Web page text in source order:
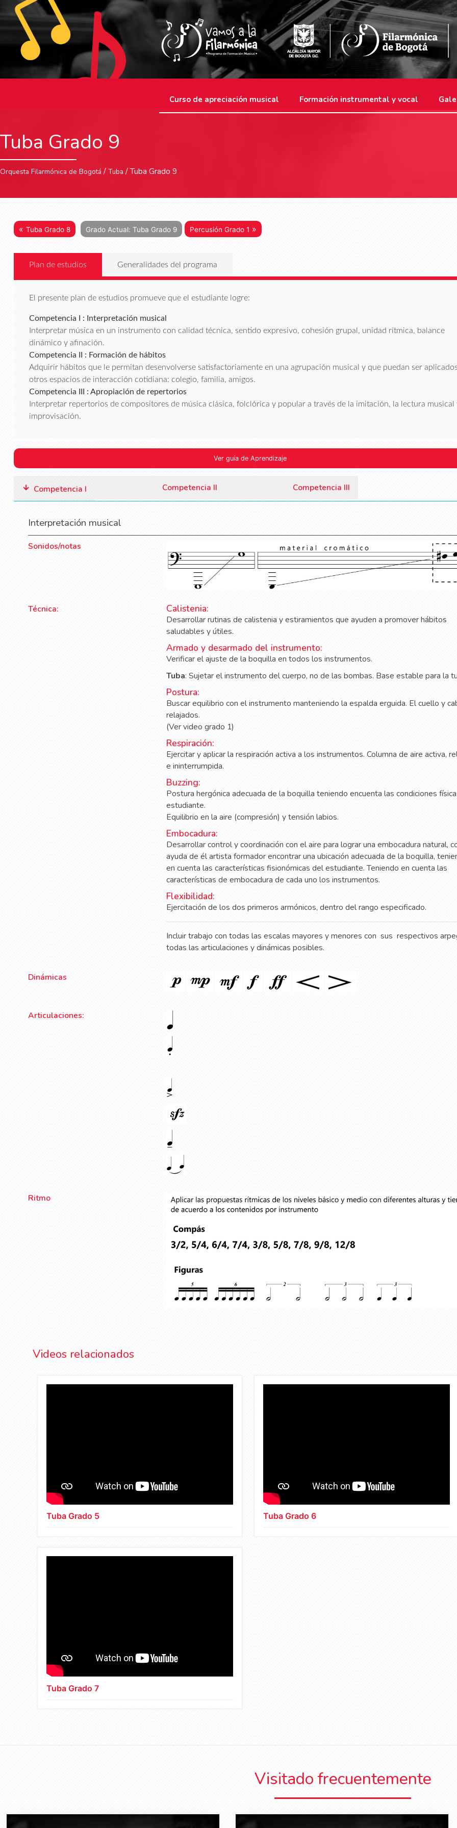
Curso de apreciación musical Formación instrumental y vocal
Tuba Grado 9
Orquesta Filarmónica de Bogotá / Tuba / Tuba Grado 9
« Tuba Grado 8 Grado Actual: Tuba Grado 9 Percusión Grado 1 »
Plan de estudios Generalidades del programa
El presente plan de estudios promueve que el estudiante logre:
Competencia I : Interpretación musical
Interpretar música en un instrumento con calidad técnica, sentido expresivo, cohesión grupal, unidad rítmica, balance
dinámico y afinación.
Competencia II : Formación de hábitos
Adquirir hábitos que le permitan desenvolverse satisfactoriamente en una agrupación musical y que puedan ser
otros espacios de interacción cotidiana: colegio, familia, amigos.
Competencia III : Apropiación de repertorios
Interpretar repertorios de compositores de música clásica, folclórica y popular a través de la imitación, la lectura musical
improvisación.
Ver guía de Aprendizaje
Competencia I Competencia II Competencia III
Interpretación musical
Sonidos/notas
Técnica: Calistenia:
Desarrollar rutinas de calistenia y estiramientos que ayuden a promover hábitos
saludables y útiles.
Armado y desarmado del instrumento:
Verificar el ajuste de la boquilla en todos los instrumentos.
Tuba: Sujetar el instrumento del cuerpo, no de las bombas. Base estable para la
Postura:
Buscar equilibrio con el instrumento manteniendo la espalda erguida. El cuello y
relajados.
(Ver video grado 1)
Respiración:
Ejercitar y aplicar la respiración activa a los instrumentos. Columna de aire activa,
e ininterrumpida.
Buzzing:
Postura hergónica adecuada de la boquilla teniendo encuenta las condiciones
estudiante.
Equilibrio en la aire (compresión) y tensión labios.
Embocadura:
Desarrollar control y coordinación con el aire para lograr una embocadura natural,
ayuda de él artista formador encontrar una ubicación adecuada de la boquilla,
en cuenta las características fisionómicas del estudiante. Teniendo en cuenta las
características de embocadura de cada uno los instrumentos.
Flexibilidad:
Ejercitación de los dos primeros armónicos, dentro del rango especificado.
Incluir trabajo con todas las escalas mayores y menores con sus respectivos
todas las articulaciones y dinámicas posibles.
Dinámicas
Articulaciones:
Ritmo
Videos relacionados
Tuba Grado 5 Tuba Grado 6
Tuba Grado 7
Visitado frecuentemente